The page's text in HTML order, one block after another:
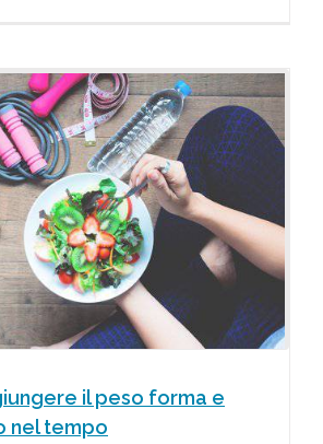
il peso forma e
nel tempo